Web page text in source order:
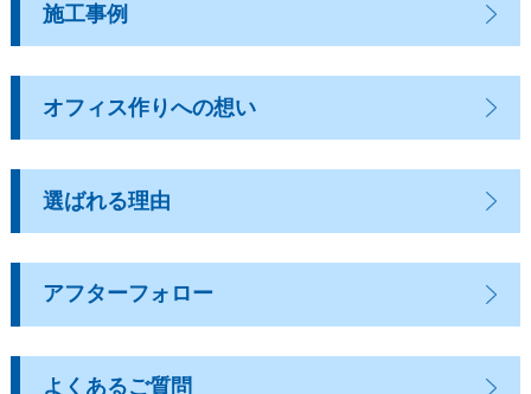
施工事例
オフィス作りへの想い
選ばれる理由
アフターフォロー
よくあるご質問